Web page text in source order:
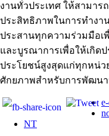
งานทั่วประเทศ ให้สามาร
ประสิทธิภาพในการทำงา
ประสานทุกความร่วมมือเ
และบูรณาการเพื่อให้เกิด
ประโยชน์สูงสุดแก่ทุกหน่ว
ศักยภาพสำหรับการพัฒนา
NT